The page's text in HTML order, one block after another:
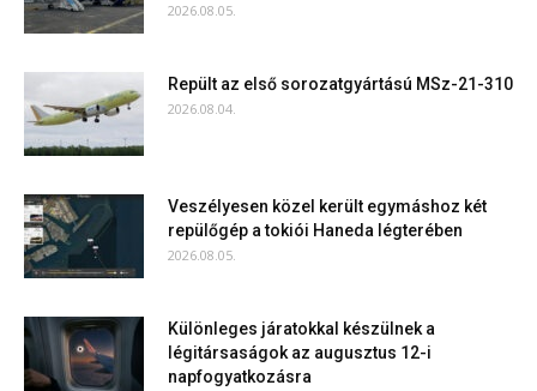
2026.08.05.
Repült az első sorozatgyártású MSz-21-310
2026.08.04.
Veszélyesen közel került egymáshoz két
repülőgép a tokiói Haneda légterében
2026.08.05.
Különleges járatokkal készülnek a
légitársaságok az augusztus 12-i
napfogyatkozásra